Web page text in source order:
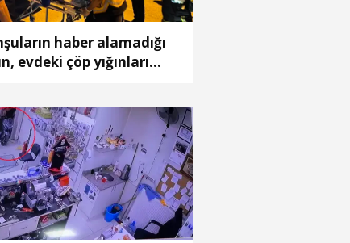
haber alamadığı
evdeki çöp yığınları